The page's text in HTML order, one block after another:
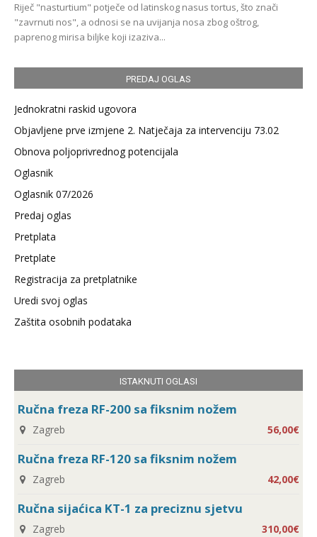
Riječ "nasturtium" potječe od latinskog nasus tortus, što znači
"zavrnuti nos", a odnosi se na uvijanja nosa zbog oštrog,
paprenog mirisa biljke koji izaziva...
PREDAJ OGLAS
Jednokratni raskid ugovora
Objavljene prve izmjene 2. Natječaja za intervenciju 73.02
Obnova poljoprivrednog potencijala
Oglasnik
Oglasnik 07/2026
Predaj oglas
Pretplata
Pretplate
Registracija za pretplatnike
Uredi svoj oglas
Zaštita osobnih podataka
ISTAKNUTI OGLASI
Ručna freza RF-200 sa fiksnim nožem
Zagreb 56,00€
Ručna freza RF-120 sa fiksnim nožem
Zagreb 42,00€
Ručna sijaćica KT-1 za preciznu sjetvu
Zagreb 310,00€